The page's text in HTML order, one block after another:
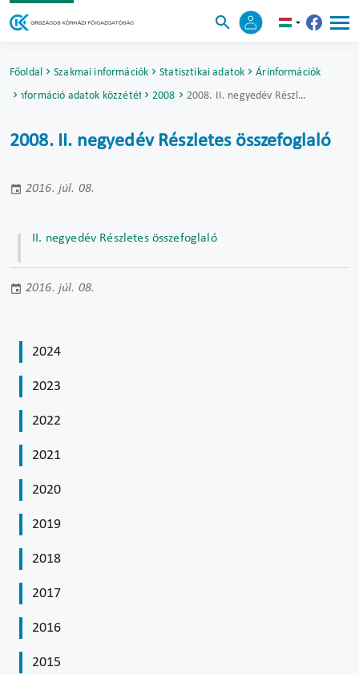
Főoldal Szakmai információk Statisztikai adatok
Árinformációk
Árinformáció adatok közzététele2008 2008. II. negyedév Részletes összefoglaló
2008. II. negyedév Részletes összefoglaló
2016. júl. 08.
II. negyedév Részletes összefoglaló
2016. júl. 08.
2024
2023
2022
2021
2020
2019
2018
2017
2016
2015